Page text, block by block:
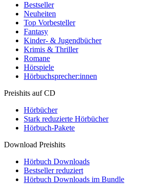
Bestseller
Neuheiten
Top Vorbesteller
Fantasy
Kinder- & Jugendbücher
Krimis & Thriller
Romane
Hörspiele
Hörbuchsprecher:innen
Preishits auf CD
Hörbücher
Stark reduzierte Hörbücher
Hörbuch-Pakete
Download Preishits
Hörbuch Downloads
Bestseller reduziert
Hörbuch Downloads im Bundle